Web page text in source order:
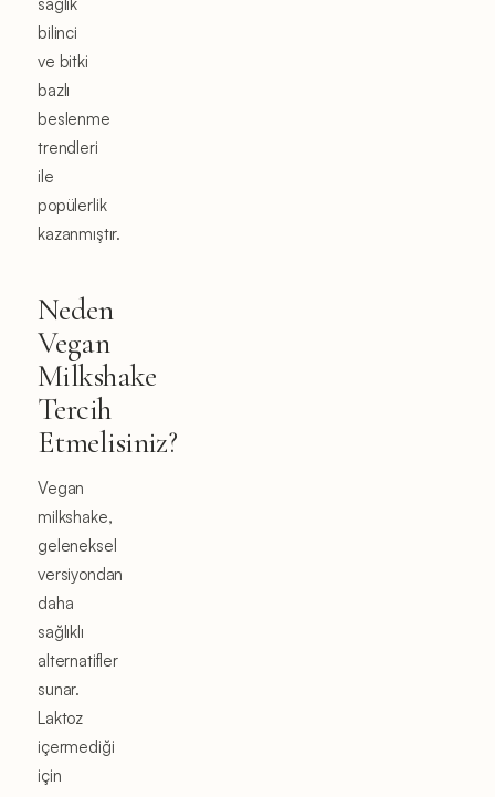
bilinci
ve bitki
bazlı
beslenme
trendleri
ile
popülerlik
kazanmıştır.
Neden
Vegan
Milkshake
Tercih
Etmelisiniz?
Vegan
milkshake,
geleneksel
versiyondan
daha
sağlıklı
alternatifler
sunar.
Laktoz
içermediği
için